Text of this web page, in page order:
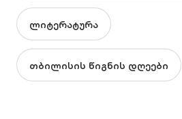
ლიტერატურა
თბილისის წიგნის დღეები